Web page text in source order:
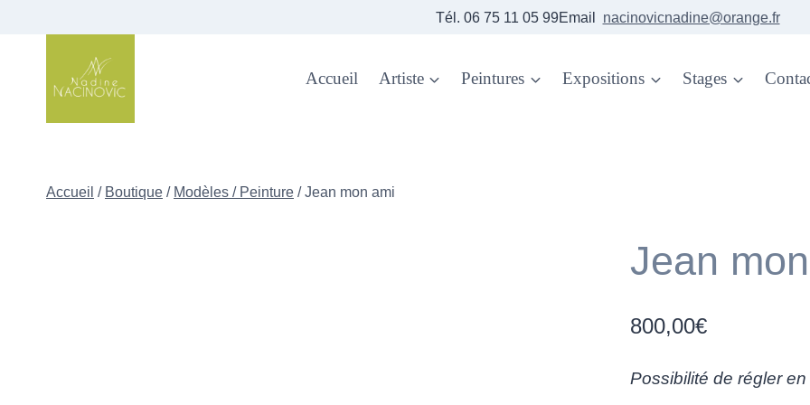
Tél. 06 75 11 05 99Email nacinovicnadine@orange.fr
Accueil Artiste Peintures Expositions Stages
Accueil / Boutique / Modèles / Peinture / Jean mon ami
Jean
800,00€
Possibilité de régler en